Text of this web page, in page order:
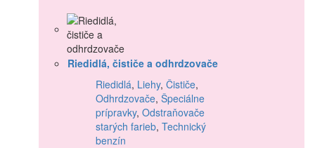
Riedidlá, čističe a odhrdzovače
Riedidlá, Liehy, Čističe,
Odhrdzovače, Špeciálne
prípravky, Odstraňovače
starých farieb, Technický
benzín